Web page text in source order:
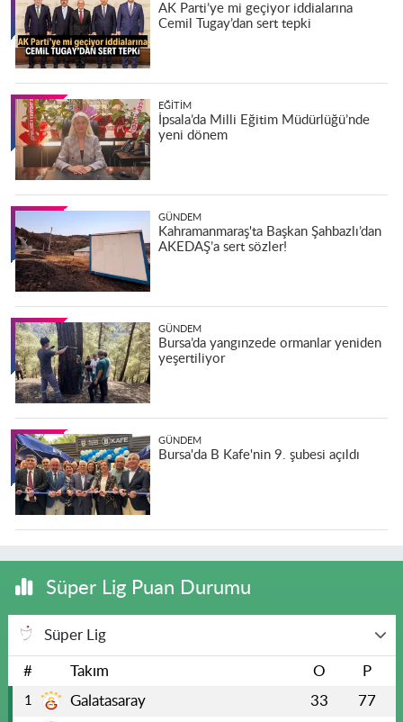
AK Parti’ye mi geçiyor iddialarına
Cemil Tugay’dan sert tepki
EĞITIM
İpsala’da Milli Eğitim Müdürlüğü’nde
yeni dönem
GÜNDEM
Kahramanmaraş'ta Başkan Şahbazlı’dan
AKEDAŞ’a sert sözler!
GÜNDEM
Bursa’da yangınzede ormanlar yeniden
yeşertiliyor
GÜNDEM
Bursa'da B Kafe'nin 9. şubesi açıldı
Süper Lig Puan Durumu
Süper Lig
# Takım O P
1 Galatasaray 33 77